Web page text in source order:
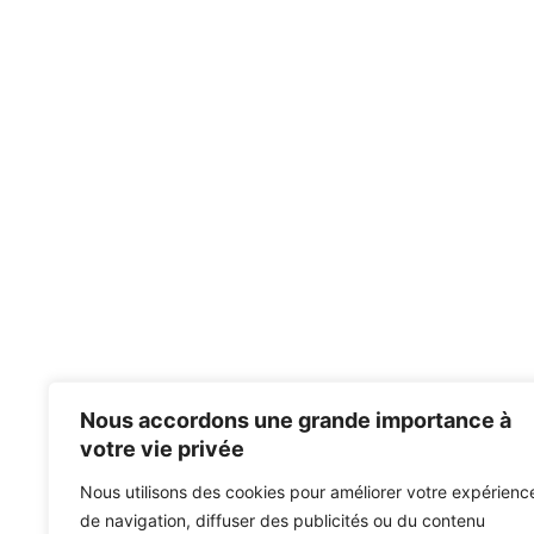
Nous accordons une grande importance à
votre vie privée
Nous utilisons des cookies pour améliorer votre
de navigation, diffuser des publicités ou du contenu